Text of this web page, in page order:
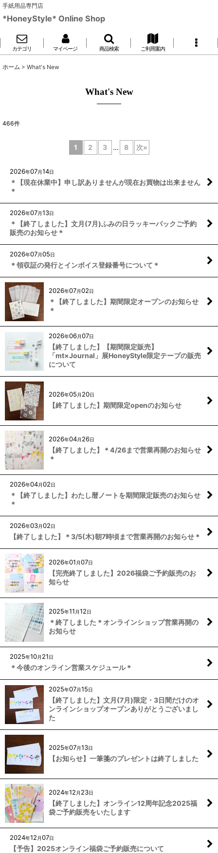
手紙用品専門店
*HoneyStyle* Online Shop
カテゴリ マイページ 商品検索 ご利用案内
ホーム > What's New
What's New
466件
1 2 3 ... 8 次»
2026年07月14日
＊【現在休業中】申し訳ありませんが現在お買物は出来ません
＊
2026年07月13日
＊【終了しました】文月(7月)ふみの日ラッキーパックご予約
販売のお知らせ＊
2026年07月05日
＊領収証の発行とインボイス登録番号について＊
2026年07月02日
＊【終了しました】期間限定オープンのお知らせ
＊
2026年06月07日
【終了しました】【期間限定販売】
「mt×Journal」展HoneyStyle限定テープの販売
について
2026年05 月 20日
【終了しました】期間限定openのお知らせ
2026年04月 26日
【終了しました】＊4/26まで営業再開のお知らせ
＊
2026年04月02日
＊【終了しました】わたし暦ノートを期間限定販売のお知らせ
＊
2026年03月02日
【終了しました】＊3/5(木)朝7時頃まで営業再開のお知らせ＊
2026年01 月07日
【完売終了しました】2026福袋ご予約販売のお
知らせ
2025年11 月12日
＊終了しました＊オンラインショップ営業再開の
お知らせ
2025年10月 21日
＊今後のオンライン営業スケジュール＊
2025年07月15日
【終了しました】文月(7月)限定・3日間だけのオ
ンラインショップオープンありがとうございまし
た
2025年07月13日
【お知らせ】一筆箋のプレゼントは終了しました
2024年12 月 23日
【終了しました】オンライン12周年記念2025福
袋ご予約販売をいたします
2024年12 月07日
【予告】2025オンライン福袋ご予約販売について